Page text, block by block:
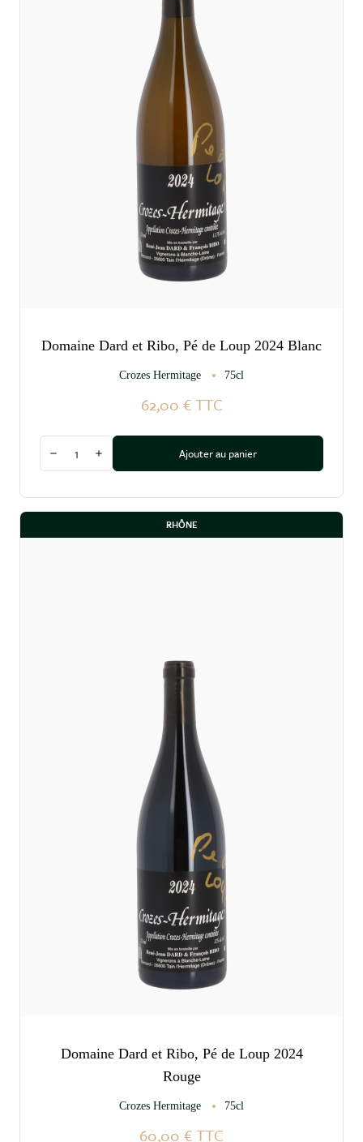
Domaine Dard et Ribo, Pé de Loup 2024 Blanc
Crozes Hermitage 75cl
62,00 € TTC
Diminuer la quantité
Augmenter la quantitéAjouter au panier
RHÔNE
Domaine Dard et Ribo, Pé de Loup 2024
Rouge
Crozes Hermitage 75cl
60,00 €TTC